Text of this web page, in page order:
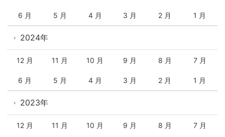
6 月 5 月 4 月 3 月 2 月 1 月
2024年
12 月 11 月 10 月 9 月 8 月 7 月
6 月 5 月 4 月 3 月 2 月 1 月
2023年
12 月 11 月 10 月 9 月 8 月 7 月